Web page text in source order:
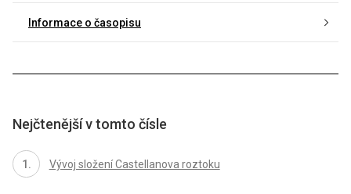
Informace o časopisu
Nejčtenější v tomto čísle
Vývoj složení Castellanova roztoku